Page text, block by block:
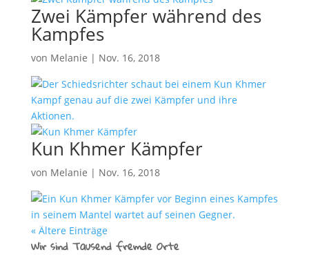
Zwei Kämpfer während des
Kampfes
von Melanie | Nov. 16, 2018
Kun Khmer Kämpfer
von Melanie | Nov. 16, 2018
« Ältere Einträge
Wir sind Tausend fremde Orte